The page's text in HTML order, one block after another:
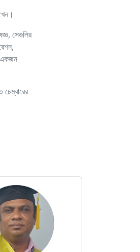
সেগুলির
একজন
চেম্বারের